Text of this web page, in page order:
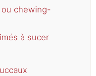
ou chewing-
à sucer